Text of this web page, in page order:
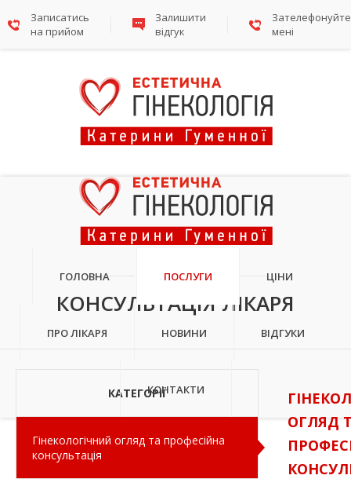
Записатись
на прийом
Залишити
відгук
Зателефонуйте
мені
ГОЛОВНА ПОСЛУГИ ЦІНИ
ПРО ЛІКАРЯ НОВИНИ ВІДГУКИ
КОНТАКТИ
ПОСЛУГИ
КОНСУЛЬТАЦІЯ ЛІКАРЯ
КАТЕГОРІЇ
Гінекологічний огляд та професійна
консультація
ОГЛЯД